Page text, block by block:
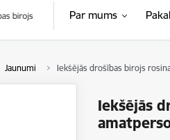
Par mums
Jaunumi Iekšējās drošības birojs
Iekšējās